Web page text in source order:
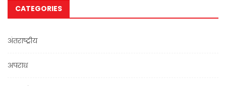
CATEGORIES
अंतराष्ट्रीय
अपराध